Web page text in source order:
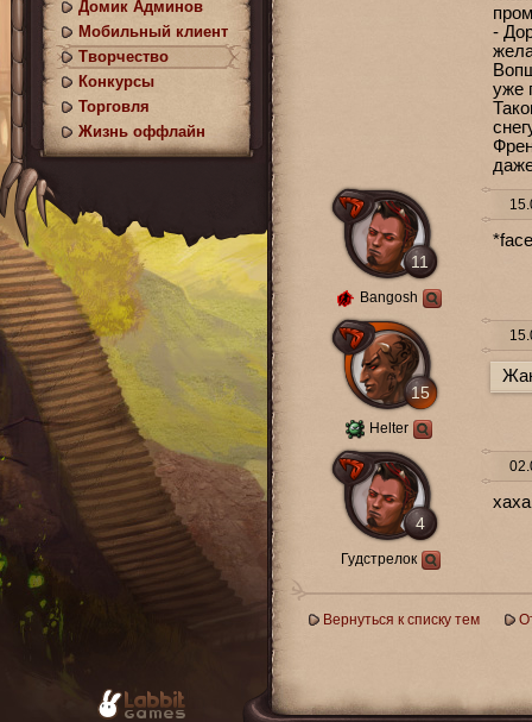
-
уже
11
Bangosh
15
Helter
4
Гудстрелок
Вернуться к списку тем
Домик Админов
Мобильный клиент
Творчество
Конкурсы
Торговля
Жизнь оффлайн